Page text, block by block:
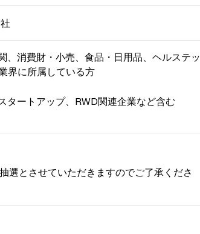
、消費財・小売、食品・日用品、ヘルステッ
界に所属している方
タートアップ、RWD関連企業など含む
選とさせていただきますのでご了承くださ